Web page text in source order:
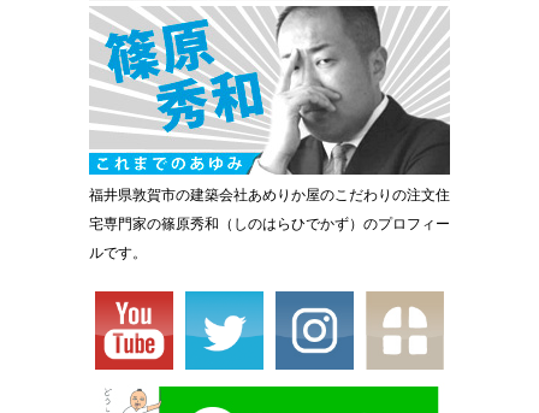
福井県敦賀市の建築会社あめりか屋のこだわりの注文住
宅専門家の篠原秀和（しのはらひでかず）のプロフィー
ルです。